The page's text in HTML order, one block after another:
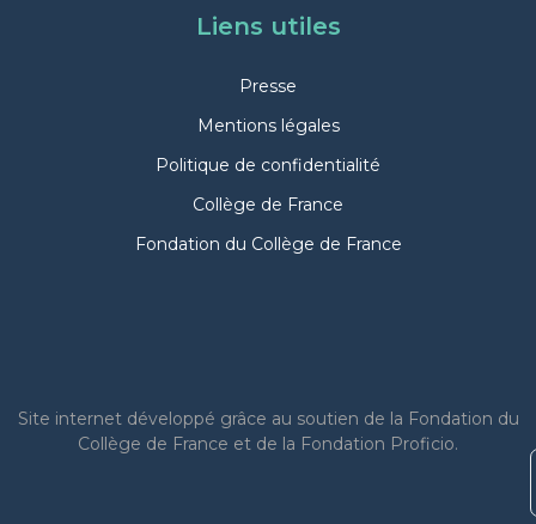
Liens utiles
Presse
Mentions légales
Politique de confidentialité
Collège de France
Fondation du Collège de France
Site internet développé grâce au soutien de la Fondation du
Collège de France et de la Fondation Proficio.